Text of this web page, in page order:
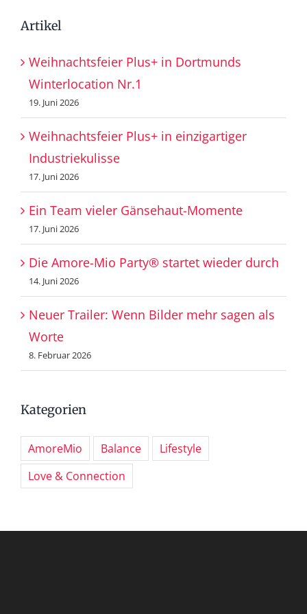
Artikel
Weihnachtsfeier Plus+ in Dortmunds
Winterlocation Nr.1
19. Juni 2026
Weihnachtsfeier Plus+ in einzigartiger
Industriekulisse
17. Juni 2026
Ein Team vieler Gänsehaut-Momente
17. Juni 2026
Die Amore-Mio Party® startet wieder durch
14. Juni 2026
Neuer Trailer: Wenn Bilder mehr sagen als
Worte
8. Februar 2026
Kategorien
AmoreMio Balance
Lifestyle
Love & Connection